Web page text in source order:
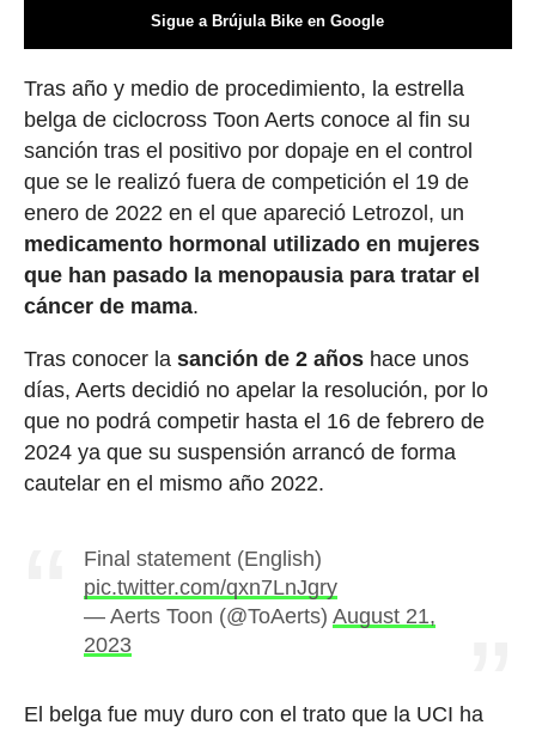
Sigue a Brújula Bike en Google
Tras año y medio de procedimiento, la estrella
belga de ciclocross Toon Aerts conoce al fin su
sanción tras el positivo por dopaje en el control
que se le realizó fuera de competición el 19 de
enero de 2022 en el que apareció Letrozol, un
medicamento hormonal utilizado en mujeres
que han pasado la menopausia para tratar el
cáncer de mama.
Tras conocer la sanción de 2 añoshace unos
días, Aerts decidió no apelar la resolución, por lo
que no podrá competir hasta el 16 de febrero de
2024 ya que su suspensión arrancó de forma
cautelar en el mismo año 2022.
Final statement (English)
pic.twitter.com/qxn7LnJgry
— Aerts Toon (@ToAerts) August 21,
2023
El belga fue muy duro con el trato que la UCI ha